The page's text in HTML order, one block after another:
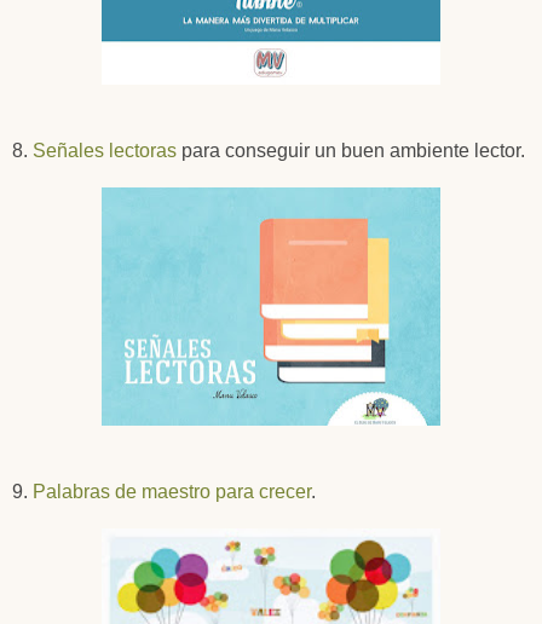
8. Señales lectoras para conseguir un buen ambiente lector.
9. Palabras de maestro para crecer.